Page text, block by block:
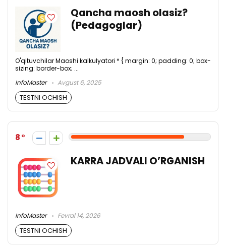
Qancha maosh olasiz?
(Pedagoglar)
O'qituvchilar Maoshi kalkulyatori * { margin: 0; padding: 0; box-
sizing: border-box; ...
InfoMaster
Avgust 6, 2025
TESTNI OCHISH
8
KARRA JADVALI O’RGANISH
InfoMaster Fevral 14, 2026
TESTNI OCHISH